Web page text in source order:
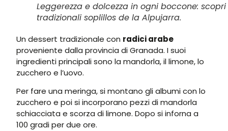
Leggerezza e dolcezza in ogni boccone: scopri
tradizionali soplillos de la Alpujarra.
Un dessert tradizionale con radici arabe
proveniente dalla provincia di Granada. I suoi
ingredienti principali sono la mandorla, il limone, lo
zucchero e l’uovo.
Per fare una meringa, si montano gli albumi con lo
zucchero e poi si incorporano pezzi di mandorla
schiacciata e scorza di limone. Dopo si inforna a
100 gradi per due ore.